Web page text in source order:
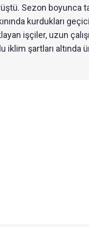
Sezon boyunca
kurdukları geçici
işçiler, uzun
iklim şartları altında